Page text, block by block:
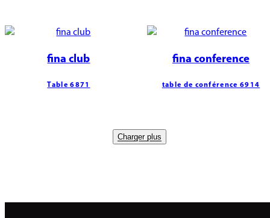
fina club
Table 6871
fina conference
table de conférence 6914
Charger plus